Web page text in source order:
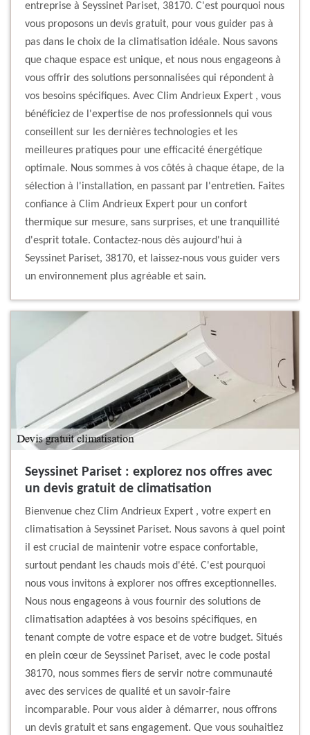
entreprise à Seyssinet Pariset, 38170. C'est pourquoi nous
vous proposons un devis gratuit, pour vous guider pas à
pas dans le choix de la climatisation idéale. Nous savons
que chaque espace est unique, et nous nous engageons à
vous offrir des solutions personnalisées qui répondent à
vos besoins spécifiques. Avec Clim Andrieux Expert , vous
bénéficiez de l'expertise de nos professionnels qui vous
conseillent sur les dernières technologies et les
meilleures pratiques pour une efficacité énergétique
optimale. Nous sommes à vos côtés à chaque étape, de la
sélection à l'installation, en passant par l'entretien. Faites
confiance à Clim Andrieux Expert pour un confort
thermique sur mesure, sans surprises, et une tranquillité
d'esprit totale. Contactez-nous dès aujourd'hui à
Seyssinet Pariset, 38170, et laissez-nous vous guider vers
un environnement plus agréable et sain.
Seyssinet Pariset : explorez nos offres avec
un devis gratuit de climatisation
Bienvenue chez Clim Andrieux Expert , votre expert en
climatisation à Seyssinet Pariset. Nous savons à quel point
il est crucial de maintenir votre espace confortable,
surtout pendant les chauds mois d'été. C'est pourquoi
nous vous invitons à explorer nos offres exceptionnelles.
Nous nous engageons à vous fournir des solutions de
climatisation adaptées à vos besoins spécifiques, en
tenant compte de votre espace et de votre budget. Situés
en plein cœur de Seyssinet Pariset, avec le code postal
38170, nous sommes fiers de servir notre communauté
avec des services de qualité et un savoir-faire
incomparable. Pour vous aider à démarrer, nous offrons
un devis gratuit et sans engagement. Que vous souhaitiez